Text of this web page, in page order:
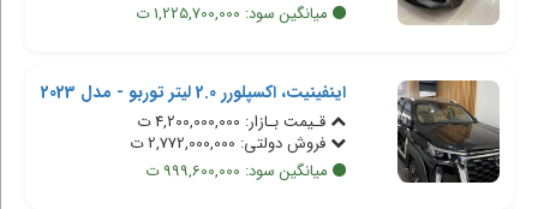
میانگین سود: 1,225,700,000 ت
اینفینیت، اکسپلورر 2.0 لیتر توربو - مدل 2023
قـیمت بـازار: 4,200,000,000 ت
فروش دولتی: 2,772,000,000 ت
میانگین سود: 999,600,000 ت